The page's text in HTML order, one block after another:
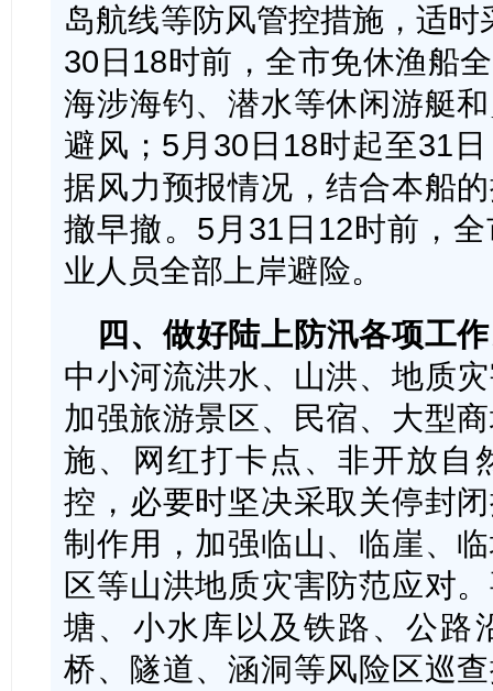
岛航线等防风管控措施，适
30日18时前，全市免休渔船
海涉海钓、潜水等休闲游艇
避风；5月30日18时起至31
据风力预报情况，结合本船
撤早撤。5月31日12时前，
业人员全部上岸避险。
四、做好陆上防汛各项工
中小河流洪水、山洪、地质
加强旅游景区、民宿、大型
施、网红打卡点、非开放自
控，必要时坚决采取关停封
制作用，加强临山、临崖、
区等山洪地质灾害防范应对
塘、小水库以及铁路、公路
桥、隧道、涵洞等风险区巡